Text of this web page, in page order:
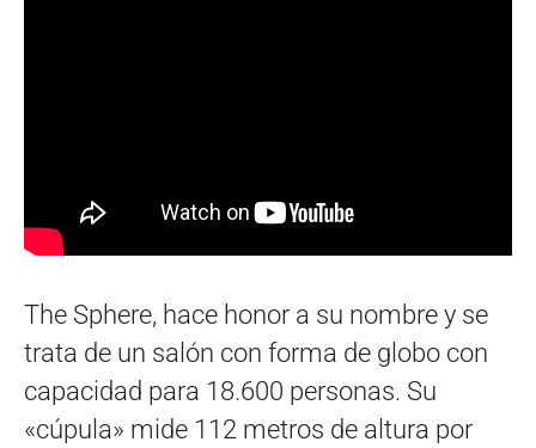
The Sphere, hace honor a su nombre y se
trata de un salón con forma de globo con
capacidad para 18.600 personas. Su
«cúpula» mide 112 metros de altura por